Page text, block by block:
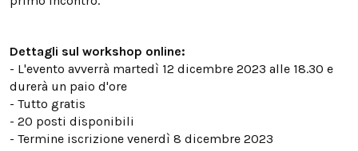
Dettagli sul workshop online:
- L'evento avverrà martedì 12 dicembre 2023 alle 18.30 e
durerà un paio d'ore
- Tutto gratis
- 20 posti disponibili
- Termine iscrizione venerdì 8 dicembre 2023